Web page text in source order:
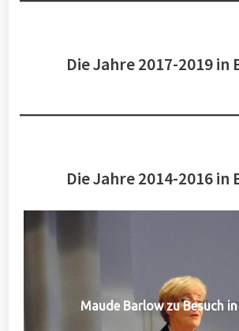
Die Jahre 2017-2019 in
Die Jahre 2014-2016 in
Maude Barlow zu Besuch